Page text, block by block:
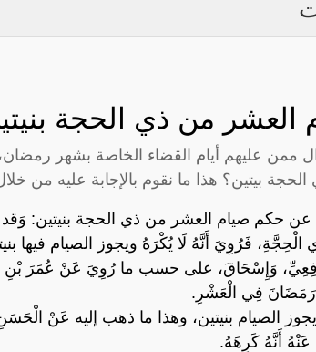
العشر من ذي الحجة
ممن عليهم أيام القضاء الخاصة بشهر
بيتين؟ هذا ما نقوم بالإجابة عليه من خلال
عن حكم صيام العشر من ذي الحجة بنيتين: وَقد
فَرُوِيَ أَنَّهُ لَا يُكْرَهُ ويجوز الصيام فيها
وَإِسْحَاقَ، على حسب ما رُوِيَ عَنْ عُمَرَ بْنِ
فِي الْعَشْرِ.
يجوز الصيام بنيتين، وهذا ما ذهب إليه عَنْ
أَنَّهُ كَرِهَهُ.